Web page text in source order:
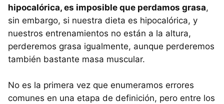
hipocalórica, es imposible que perdamos grasa,
sin embargo, si nuestra dieta es hipocalórica, y
nuestros entrenamientos no están a la altura,
perderemos grasa igualmente, aunque perderemos
también bastante masa muscular.
No es la primera vez que enumeramos errores
comunes en una etapa de definición, pero entre los